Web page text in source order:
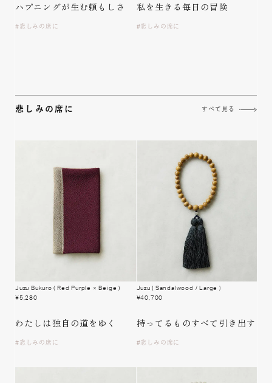
ハプニングが生む頼もしさ
悲しみの席に
私を生きる毎日の冒険
悲しみの席に
悲しみの席に すべて見る
Juzu Bukuro ( Red Purple × Beige )
¥5,280
わたしは 独自の道をゆく
悲しみの席に
Juzu ( Sandalwood / Large )
¥40,700
持ってるものすべて引き出す
悲しみの席に